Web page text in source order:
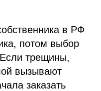
в РФ
потом выбор
трещины,
вызывают
заказать